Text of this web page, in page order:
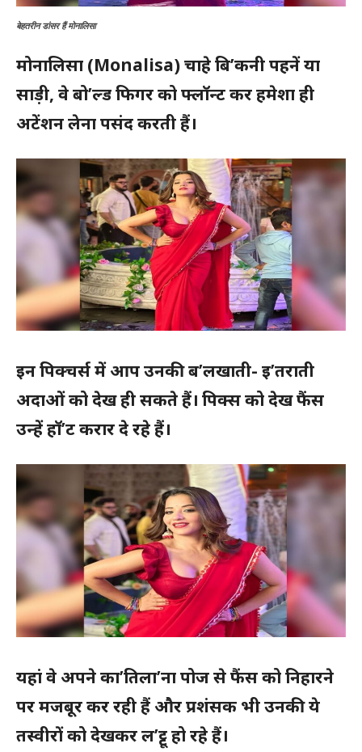
बेहतरीन डांसर हैं मोनालिसा
मोनालिसा (Monalisa)चाहे बि’कनी पहनें या
साड़ी, वे बो’ल्ड फिगर को फ्लॉन्ट कर हमेशा ही
अटेंशन लेना पसंद करती हैं।
इन पिक्चर्स में आप उनकी ब’लखाती- इ’तराती
अदाओं को देख ही सकते हैं। पिक्स को देख फैंस
उन्हें हॉ’ट करार दे रहे हैं।
यहां वे अपने का’तिला’ना पोज से फैंस को निहारने
पर मजबूर कर रही हैं और प्रशंसक भी उनकी ये
तस्वीरों को देखकर ल’ट्टू हो रहे हैं।